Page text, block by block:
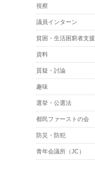
視察
議員インターン
貧困・生活困窮者支援
資料
質疑・討論
趣味
選挙・公選法
都民ファーストの会
防災・防犯
青年会議所（JC）